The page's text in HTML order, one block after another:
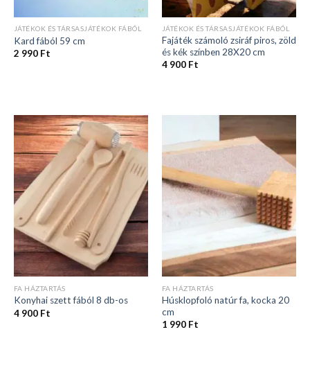
JÁTÉKOK ÉS TÁRSASJÁTÉKOK FÁBÓL
Kard fából 59 cm
2 990 Ft
JÁTÉKOK ÉS TÁRSASJÁTÉKOK FÁBÓL
Fajáték számoló zsiráf piros, zöld
és kék színben 28X20 cm
4 900 Ft
FA HÁZTARTÁS
Konyhai szett fából 8 db-os
4 900 Ft
FA HÁZTARTÁS
Húsklopfoló natúr fa, kocka 20
cm
1 990 Ft